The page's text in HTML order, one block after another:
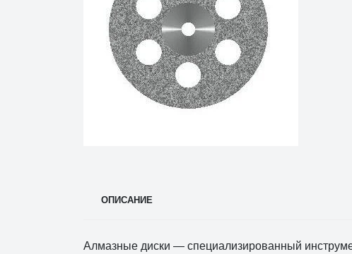
ОПИСАНИЕ
Алмазные диски — специализированный